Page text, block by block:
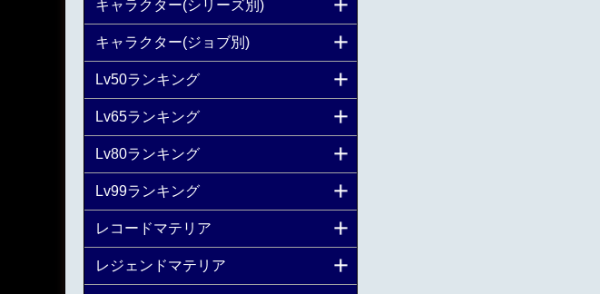
キャラクター(シリーズ別)
キャラクター(ジョブ別)
Lv50ランキング
Lv65ランキング
Lv80ランキング
Lv99ランキング
レコードマテリア
レジェンドマテリア